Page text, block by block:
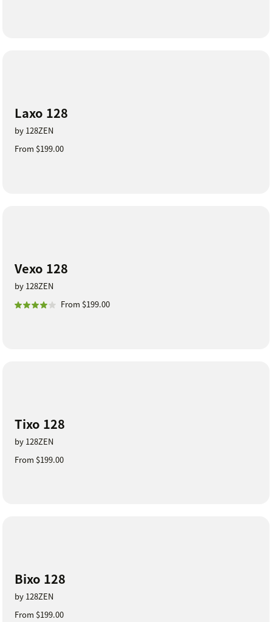
Laxo 128
by 128ZEN
From $199.00
Vexo 128
by 128ZEN
From $199.00
Tixo 128
by 128ZEN
From $199.00
Bixo 128
by 128ZEN
From $199.00